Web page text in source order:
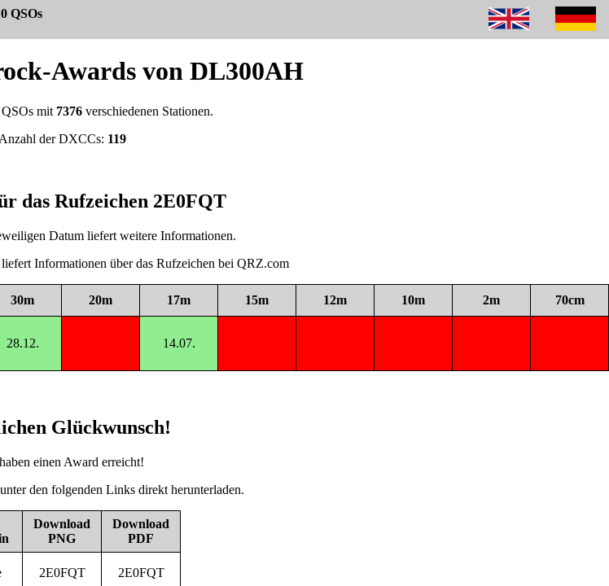
QSOs
Awards von DL300AH
mit 7376verschiedenen Stationen.
Anzahl der DXCCs: 119
das Rufzeichen 2E0FQT
Datum liefert weitere Informationen.
Informationen über das Rufzeichen bei QRZ.com
30m 20m 17m 15m 12m 10m 2m 70cm
28.12. 14.07.
Glückwunsch!
einen Award erreicht!
den folgenden Links direkt herunterladen.
Download
PNG
Download
PDF
2E0FQT 2E0FQT